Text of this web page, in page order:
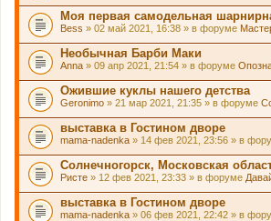
Моя первая самодельная
Bess » 02 май 2021, 16:38 » в форуме
Необычная Барби Маки
Anna » 09 апр 2021, 21:54 » в форуме
Ожившие куклы нашего детства
Geronimo » 21 мар 2021, 21:35 » в форуме
выставка в Гостином дворе
mama-nadenka » 14 фев 2021, 23:56 » в
Солнечногорск, Московская
Ристе » 12 фев 2021, 23:33 » в форуме
выставка в Гостином дворе
mama-nadenka » 06 фев 2021, 22:42 » в